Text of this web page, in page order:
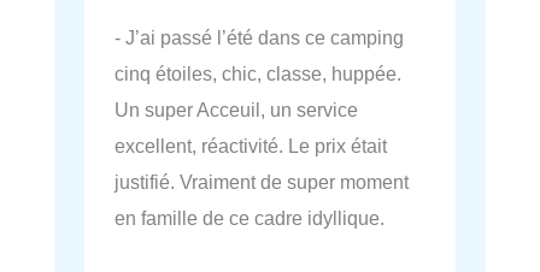
- J’ai passé l’été dans ce camping
cinq étoiles, chic, classe, huppée.
Un super Acceuil, un service
excellent, réactivité. Le prix était
justifié. Vraiment de super moment
en famille de ce cadre idyllique.